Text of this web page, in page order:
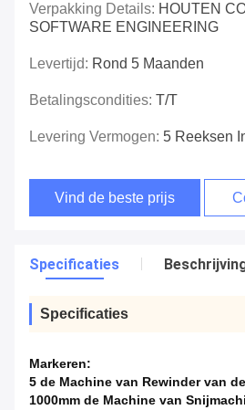
Verpakking Details: HOUTEN
SOFTWARE ENGINEERING
Levertijd: Rond 5 Maanden
Betalingscondities: T/T
Levering Vermogen: 5 Reeksen
Vind de beste prijs
Specificaties
Specificaties
Markeren:
5 de Machine van Rewinder van
1000mm de Machine van